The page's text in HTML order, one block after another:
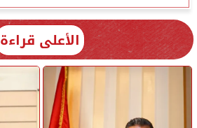
الأعلى قراءة